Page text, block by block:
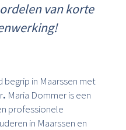
van korte
begrip in Maarssen met
. Maria Dommer is een
professionele
in Maarssen en